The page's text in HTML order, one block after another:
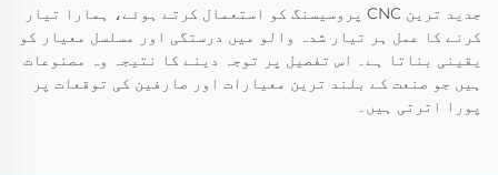
جدید ترین CNC پروسیسنگ کو استعمال کرتے ہوئے، ہمارا تیار
کرنے کا عمل ہر تیار شدہ والو میں درستگی اور مسلسل معیار کو
یقینی بناتا ہے۔ اس تفصیل پر توجہ دینے کا نتیجہ وہ مصنوعات
ہیں جو صنعت کے بلند ترین معیارات اور صارفین کی توقعات پر
پورا اترتی ہیں۔